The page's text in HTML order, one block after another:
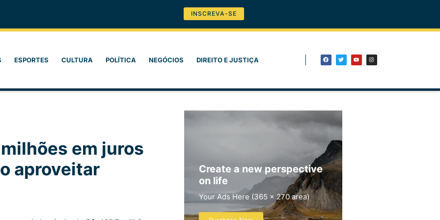
INSCREVA-SE
ESPORTES CULTURA POLÍTICA NEGÓCIOS DIREITO E JUSTIÇA
em juros
aproveitar
Create a new perspective
on life
Your Ads Here (365 x 270 area)